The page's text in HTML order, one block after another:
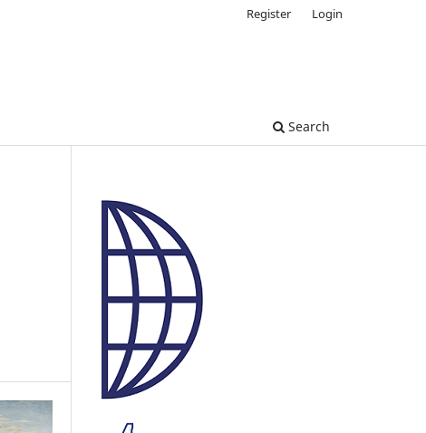
Search
Register Login